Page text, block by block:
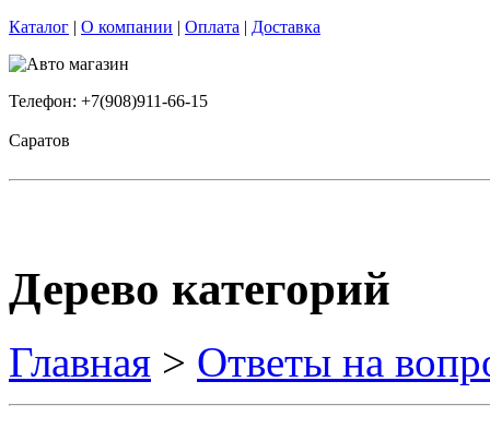
Каталог | О компании | Оплата | Доставка
Телефон: +7(908)911-66-15
Саратов
Дерево категорий
Главная > Ответы на